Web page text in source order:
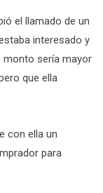
el llamado de un
interesado y
monto sería mayor
que ella
con ella un
para